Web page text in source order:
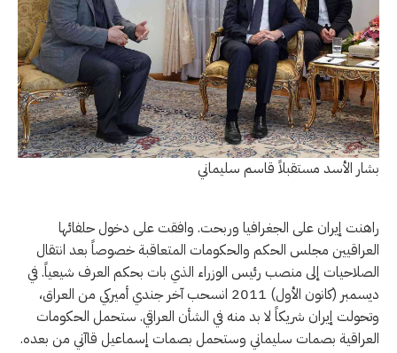
بشار الأسد مستقبلاً قاسم سليماني
راهنت إيران على الجغرافيا وربحت. وافقت على دخول حلفائها
العراقيين مجلس الحكم والحكومات المتعاقبة خصوصاً بعد انتقال
الصلاحيات إلى منصب رئيس الوزراء الذي بات بحكم العرف شيعياً. في
ديسمبر (كانون الأول) 2011 انسحب آخر جندي أميركي من العراق،
وتحولت إيران شريكاً لا بد منه في الشأن العراقي. ستحمل الحكومات
العراقية بصمات سليماني وستحمل بصمات إسماعيل قاآني من بعده.